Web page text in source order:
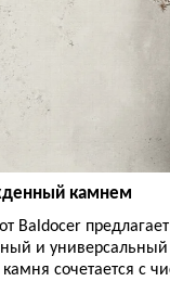
камнем
Baldocer
и универсальный
камня сочетается с